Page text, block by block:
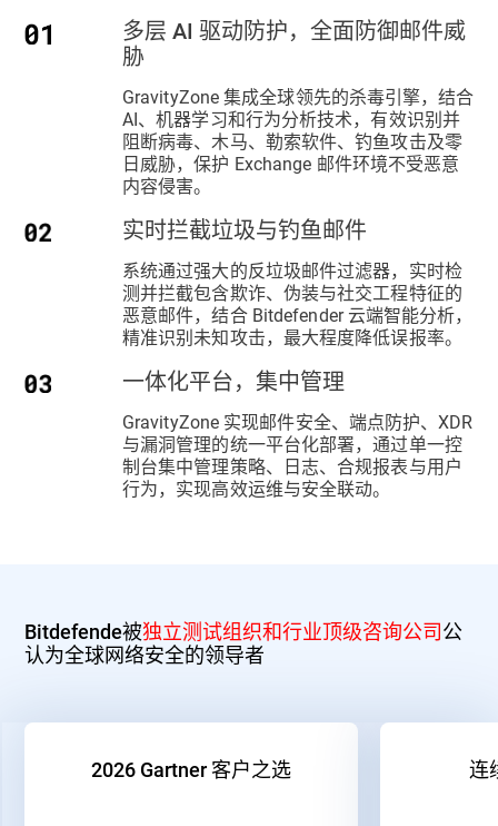
多层 AI 驱动防护，全面防御邮件威
胁
GravityZone 集成全球领先的杀毒引擎，结合
AI、机器学习和行为分析技术，有效识别并
阻断病毒、木马、勒索软件、钓鱼攻击及零
日威胁，保护 Exchange 邮件环境不受恶意
内容侵害。
实时拦截垃圾与钓鱼邮件
系统通过强大的反垃圾邮件过滤器，实时检
测并拦截包含欺诈、伪装与社交工程特征的
恶意邮件，结合 Bitdefender 云端智能分析，
精准识别未知攻击，最大程度降低误报率。
一体化平台，集中管理
GravityZone 实现邮件安全、端点防护、XDR
与漏洞管理的统一平台化部署，通过单一控
制台集中管理策略、日志、合规报表与用户
行为，实现高效运维与安全联动。
Bitdefende被独立测试组织和行业顶级咨询公司公
认为全球网络安全的领导者
2026 Gartner 客户之选 连